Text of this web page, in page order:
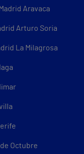
Aravaca
Arturo Soria
La Milagrosa
Octubre